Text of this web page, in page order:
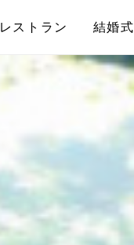
レストラン 結婚式